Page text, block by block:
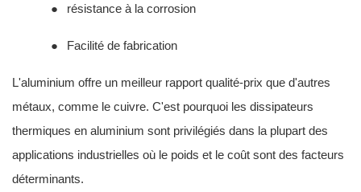
● résistance à la corrosion
● Facilité de fabrication
L'aluminium offre un meilleur rapport qualité-prix que d'autres
métaux, comme le cuivre. C'est pourquoi les dissipateurs
thermiques en aluminium sont privilégiés dans la plupart des
applications industrielles où le poids et le coût sont des facteurs
déterminants.